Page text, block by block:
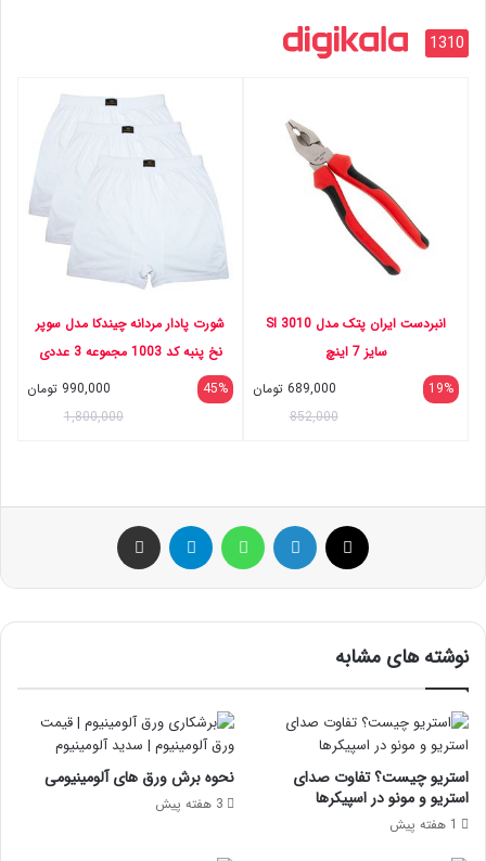
1310
انبردست ایران پتک مدل SI 3010
سایز 7 اینچ
19%
689,000 تومان
852,000
شورت پادار مردانه چیندکا مدل سوپر
نخ پنبه کد 1003 مجموعه 3 عددی
45%
990,000 تومان
1,800,000
ایکس لینکداین تلگرام
نوشته های مشابه
استریو چیست؟ تفاوت صدای
استریو و مونو در اسپیکرها
1 هفته پیش
نحوه برش ورق های آلومینیومی
3 هفته پیش